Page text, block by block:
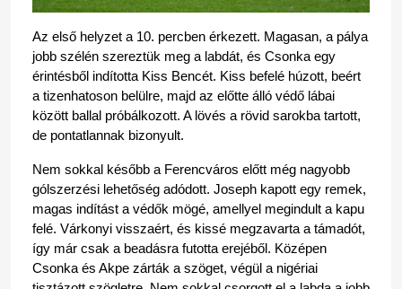
Az első helyzet a 10. percben érkezett. Magasan, a pálya
jobb szélén szereztük meg a labdát, és Csonka egy
érintésből indította Kiss Bencét. Kiss befelé húzott, beért
a tizenhatoson belülre, majd az előtte álló védő lábai
között ballal próbálkozott. A lövés a rövid sarokba tartott,
de pontatlannak bizonyult.
Nem sokkal később a Ferencváros előtt még nagyobb
gólszerzési lehetőség adódott. Joseph kapott egy remek,
magas indítást a védők mögé, amellyel megindult a kapu
felé. Várkonyi visszaért, és kissé megzavarta a támadót,
így már csak a beadásra futotta erejéből. Középen
Csonka és Akpe zárták a szöget, végül a nigériai